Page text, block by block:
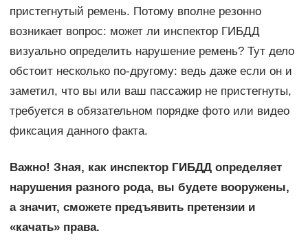
пристегнутый ремень. Потому вполне резонно
возникает вопрос: может ли инспектор ГИБДД
визуально определить нарушение ремень? Тут дело
обстоит несколько по-другому: ведь даже если он и
заметил, что вы или ваш пассажир не пристегнуты,
требуется в обязательном порядке фото или видео
фиксация данного факта.
Важно! Зная, как инспектор ГИБДД определяет
нарушения разного рода, вы будете вооружены,
а значит, сможете предъявить претензии и
«качать» права.